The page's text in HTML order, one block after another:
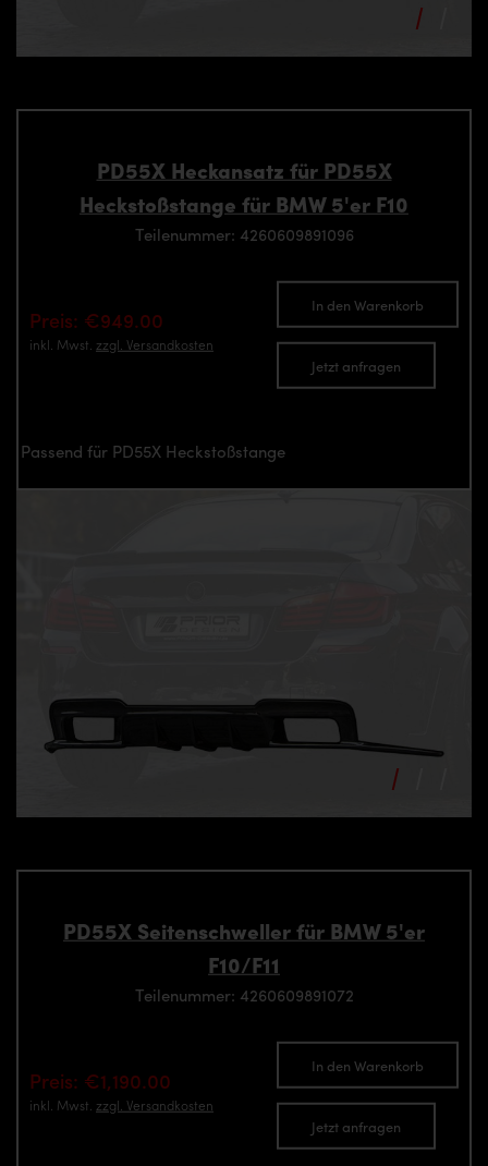
PD55X Heckansatz für PD55X
Heckstoßstange für BMW 5'er F10
Teilenummer: 4260609891096
Preis: €949.00
inkl. Mwst. zzgl. Versandkosten
In den Warenkorb
Jetzt anfragen
Passend für PD55X Heckstoßstange
PD55X Seitenschweller für BMW 5'er
F10/F11
Teilenummer: 4260609891072
Preis: €1,190.00
inkl. Mwst. zzgl. Versandkosten
In den Warenkorb
Jetzt anfragen